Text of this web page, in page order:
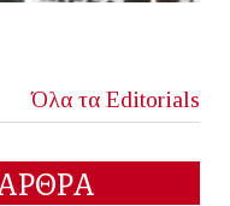
Όλα τα Editorials